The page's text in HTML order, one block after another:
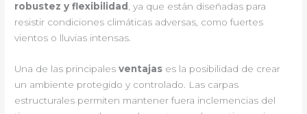
robustez y flexibilidad
, ya que están diseñadas para
resistir condiciones climáticas adversas, como fuertes
vientos o lluvias intensas.
Una de las principalesventajas es la posibilidad de crear
un ambiente protegido y controlado. Las carpas
estructurales permiten mantener fuera inclemencias del